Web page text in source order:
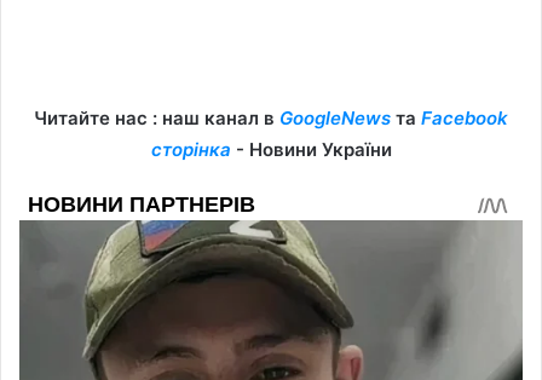
Читайте нас : наш канал в GoogleNews та Facebook
сторінка - Новини України